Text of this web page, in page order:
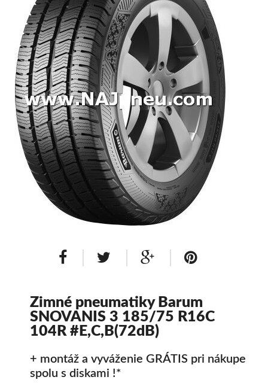
Dodávkové + malé úžitkové
Celoročné pneumatiky
Osobné/crossover + malé úžitkové
SUV/crossover + OFFRoad-ové
Dodávkové + malé úžitkové
Disky
Hliníkové / ALU disky / Elektróny
Puklice na kolesá Kontakt Blog
Zimné pneumatiky Barum
SNOVANIS 3 185/75 R16C
104R #E,C,B(72dB)
+ montáž a vyváženie GRÁTIS pri nákupe
spolu s diskami !*